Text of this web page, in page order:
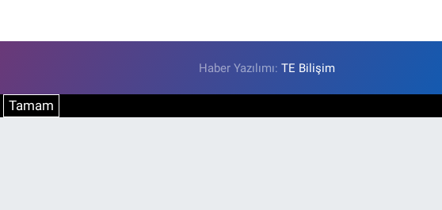
Haber Yazılımı:TE Bilişim
Tamam